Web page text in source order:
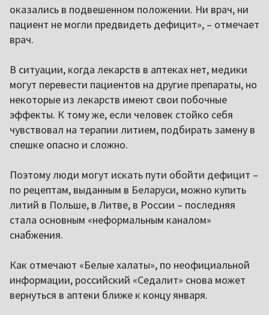
оказались в подвешенном положении. Ни врач, ни
пациент не могли предвидеть дефицит», – отмечает
врач.
В ситуации, когда лекарств в аптеках нет, медики
могут перевести пациентов на другие препараты, но
некоторые из лекарств имеют свои побочные
эффекты. К тому же, если человек стойко себя
чувствовал на терапии литием, подбирать замену в
спешке опасно и сложно.
Поэтому люди могут искать пути обойти дефицит –
по рецептам, выданным в Беларуси, можно купить
литий в Польше, в Литве, в России – последняя
стала основным «неформальным каналом»
снабжения.
Как отмечают «Белые халаты», по неофициальной
информации, российский «Седалит» снова может
вернуться в аптеки ближе к концу января.